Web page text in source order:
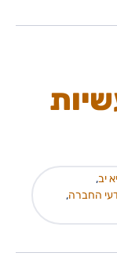
יב,
החברה,